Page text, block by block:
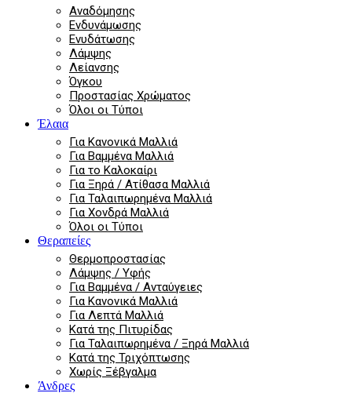
Αναδόμησης
Ενδυνάμωσης
Ενυδάτωσης
Λάμψης
Λείανσης
Όγκου
Προστασίας Χρώματος
Όλοι οι Τύποι
Έλαια
Για Κανονικά Μαλλιά
Για Βαμμένα Μαλλιά
Για το Καλοκαίρι
Για Ξηρά / Ατίθασα Μαλλιά
Για Ταλαιπωρημένα Μαλλιά
Για Χονδρά Μαλλιά
Όλοι οι Τύποι
Θεραπείες
Θερμοπροστασίας
Λάμψης / Υφής
Για Βαμμένα / Ανταύγειες
Για Κανονικά Μαλλιά
Για Λεπτά Μαλλιά
Κατά της Πιτυρίδας
Για Ταλαιπωρημένα / Ξηρά Μαλλιά
Κατά της Τριχόπτωσης
Χωρίς Ξέβγαλμα
Άνδρες